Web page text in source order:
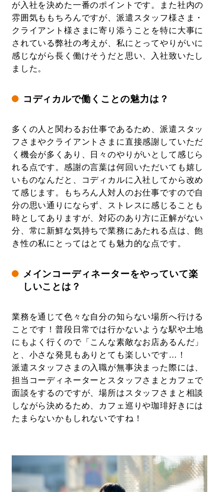
が入社を決めた一番のポイントです。また社内の
雰囲気ももちろんですが、派遣スタッフ様さま・
クライアント様さまに寄り添うことを特に大事に
されている弊社の考えが、私にとってやりがいに
感じながら長く働けそうだと思い、入社致いたし
ました。
コディカルで働くことの魅力は？
多くの人と関わるお仕事であるため、派遣スタッ
フさまやクライアントさまに直接感謝していただ
く機会が多くあり、日々のやりがいとして感じら
れる点です。感謝の言葉は何回いただいても嬉し
いものなんだと、コディカルに入社してから改め
て感じます。もちろん人対人のお仕事ですので自
分の思い通りにならず、ストレスに感じることも
時としてありますが、対応のあり方に正解がない
分、常に新鮮な気持ちで業務にあたれる点は、飽
き性の私にとってはとても魅力的な点です。
メインコーディネーターをやっていて楽
しいことは？
業務を通じて色々な自分の知らない場所へ行ける
ことです！普段日常では行かないような駅や土地
にもよく行くので「こんな素敵なお店あるんだ」
と、小さな発見もありとても楽しいです…！
派遣スタッフさまの入職が無事決まった際には、
担当コーディネーターとスタッフさまとカフェで
面談をするのですが、場所はスタッフさまと相談
しながら決めるため、カフェ巡りや珈琲好きには
たまらないかもしれないですね！